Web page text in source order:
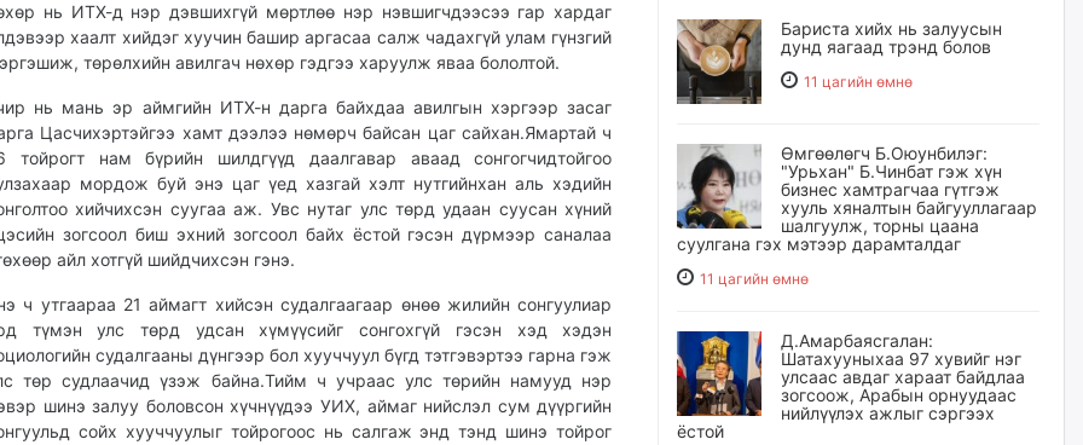
нь ИТХ-д нэр дэвшихгүй мөртлөө нэр нэвшигчдээсээ гар хардаг
хаалт хийдэг хуучин башир аргасаа салж чадахгүй улам гүнзгий
төрөлхийн авилгач нөхөр гэдгээ харуулж яваа бололтой.
нь мань эр аймгийн ИТХ-н дарга байхдаа авилгын хэргээр засаг
Цасчихэртэйгээ хамт дээлээ нөмөрч байсан цаг сайхан.Ямартай ч
тойрогт нам бүрийн шилдгүүд даалгавар аваад сонгогчидтойгоо
мордож буй энэ цаг үед хазгай хэлт нутгийнхан аль хэдийн
хийчихсэн суугаа аж. Увс нутаг улс төрд удаан суусан хүний
зогсоол биш эхний зогсоол байх ёстой гэсэн дүрмээр саналаа
айл хотгүй шийдчихсэн гэнэ.
ч утгаараа 21 аймагт хийсэн судалгаагаар өнөө жилийн сонгуулиар
түмэн улс төрд удсан хүмүүсийг сонгохгүй гэсэн хэд хэдэн
судалгааны дүнгээр бол хууччуул бүгд тэтгэвэртээ гарна гэж
төр судлаачид үзэж байна.Тийм ч учраас улс төрийн намууд нэр
шинэ залуу боловсон хүчнүүдээ УИХ, аймаг нийслэл сум дүүргийн
сойх хууччуулыг тойрогоос нь салгаж энд тэнд шинэ тойрог
Бариста хийх нь залуусын
дунд яагаад трэнд болов
11 цагийн өмнө
Өмгөөлөгч Б.Оюунбилэг:
"Урьхан" Б.Чинбат гэж хүн
бизнес хамтрагчаа гүтгэж
хууль хяналтын байгууллагаар
шалгуулж, торны цаана
суулгана гэх мэтээр дарамталдаг
11 цагийн өмнө
Д.Амарбаясгалан:
Шатахууныхаа 97 хувийг нэг
улсаас авдаг хараат байдлаа
зогсоож, Арабын орнуудаас
нийлүүлэх ажлыг сэргээх
ёстой